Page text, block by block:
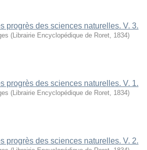
progrès des sciences naturelles. V. 3.
(Librairie Encyclopédique de Roret, 1834)
progrès des sciences naturelles. V. 1.
(Librairie Encyclopédique de Roret, 1834)
progrès des sciences naturelles. V. 2.